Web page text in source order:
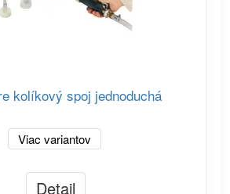
kolíkový spoj jednoduchá
Viac variantov
Detail